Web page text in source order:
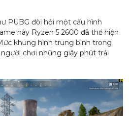
PUBG đòi hỏi một cấu hình
này Ryzen 5 2600 đã thể hiện
khung hình trung bình trong
chơi những giây phút trải